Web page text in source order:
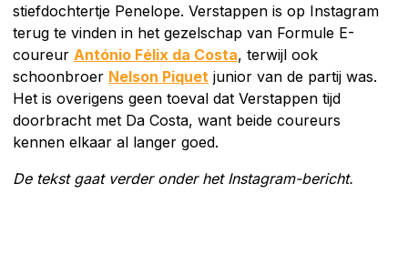
stiefdochtertje Penelope. Verstappen is op Instagram
terug te vinden in het gezelschap van Formule E-
coureur António Félix da Costa, terwijl ook
schoonbroer Nelson Piquet junior van de partij was.
Het is overigens geen toeval dat Verstappen tijd
doorbracht met Da Costa, want beide coureurs
kennen elkaar al langer goed.
De tekst gaat verder onder het Instagram-bericht.